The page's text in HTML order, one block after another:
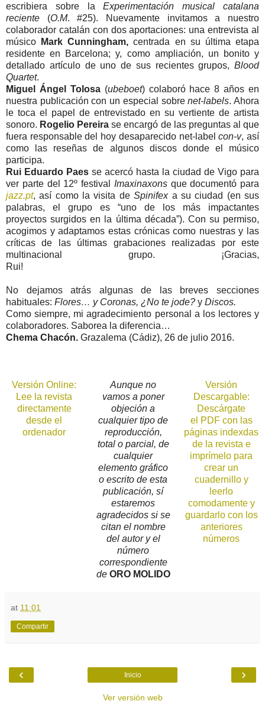
escribiera sobre laExperimentación musical catalana
reciente (O.M. #25). Nuevamente invitamos a nuestro
colaborador catalán con dos aportaciones: una entrevista al
músico Mark Cunningham,centrada en su última etapa
residente en Barcelona; y, como ampliación, un bonito y
detallado artículo de uno de sus recientes grupos, Blood
Quartet.
Miguel Ángel Tolosa (ubeboet) colaboró hace 8 años en
nuestra publicación con un especial sobrenet-labels. Ahora
le toca el papel de entrevistado en su vertiente de artista
sonoro. Rogelio Pereira se encargó de las preguntas al que
fuera responsable del hoy desaparecido net-labelcon-v, así
como las reseñas de algunos discos donde el músico
participa.
Rui Eduardo Paes se acercó hasta la ciudad de Vigo para
ver parte del 12º festival Imaxinaxonsque documentó para
jazz.pt, así como la visita deSpinifexa su ciudad (en sus
palabras, el grupo es “uno de los más impactantes
proyectos surgidos en la última década”). Con su permiso,
acogimos y adaptamos estas crónicas como nuestras y las
críticas de las últimas grabaciones realizadas por este
multinacional grupo. ¡Gracias,
Rui!
No dejamos atrás algunas de las breves secciones
habituales: Flores… y Coronas, ¿No te jode? y Discos.
Como siempre, mi agradecimiento personal a los lectores y
colaboradores. Saborea la diferencia…
Chema Chacón. Grazalema (Cádiz), 26 de julio 2016.
Versión Online:
Lee la revista
directamente
desde el
ordenador
Aunque no
vamos a poner
objeción a
cualquier tipo de
reproducción,
total o parcial, de
cualquier
elemento gráfico
o escrito de esta
publicación, sí
estaremos
agradecidos si se
citan el nombre
del autor y el
número
correspondiente
de ORO MOLIDO
Versión
Descargable:
Descárgate
el PDF con las
páginas indexdas
de la revista e
imprímelo para
crear un
cuadernillo y
leerlo
comodamente y
guardarlo con los
anteriores
números
at 11:01
Compartir
‹ ›
Inicio
Ver versión web